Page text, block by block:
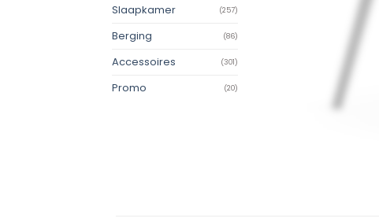
Slaapkamer (257)
Berging (86)
Accessoires (301)
Promo (20)